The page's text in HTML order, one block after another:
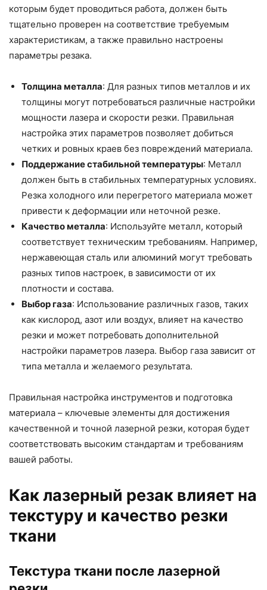
которым будет проводиться работа, должен быть
тщательно проверен на соответствие требуемым
характеристикам, а также правильно настроены
параметры резака.
Толщина металла: Для разных типов металлов и их
толщины могут потребоваться различные настройки
мощности лазера и скорости резки. Правильная
настройка этих параметров позволяет добиться
четких и ровных краев без повреждений материала.
Поддержание стабильной температуры: Металл
должен быть в стабильных температурных условиях.
Резка холодного или перегретого материала может
привести к деформации или неточной резке.
Качество металла: Используйте металл, который
соответствует техническим требованиям. Например,
нержавеющая сталь или алюминий могут требовать
разных типов настроек, в зависимости от их
плотности и состава.
Выбор газа: Использование различных газов, таких
как кислород, азот или воздух, влияет на качество
резки и может потребовать дополнительной
настройки параметров лазера. Выбор газа зависит от
типа металла и желаемого результата.
Правильная настройка инструментов и подготовка
материала – ключевые элементы для достижения
качественной и точной лазерной резки, которая будет
соответствовать высоким стандартам и требованиям
вашей работы.
Как лазерный резак влияет на
текстуру и качество резки
ткани
Текстура ткани после лазерной